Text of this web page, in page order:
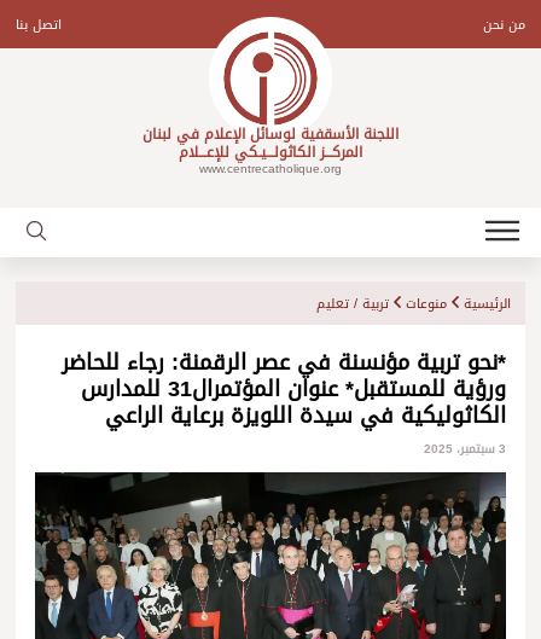
contentمن نحن اتصل بنا
اللجنة الأسقفية لوسائل الإعلام في لبنان
المركـــز الكاثولـــيـكي للإعـــلام
www.centrecatholique.org
الرئيسية منوعات تربية / تعليم
*نحو تربية مؤنسنة في عصر الرقمنة: رجاء للحاضر
ورؤية للمستقبل* عنوان المؤتمرال31 للمدارس
الكاثوليكية في سيدة اللويزة برعاية الراعي
3 سبتمبر، 2025